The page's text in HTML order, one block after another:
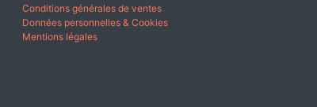
Conditions générales de ventes
Données personnelles & Cookies
Mentions légales